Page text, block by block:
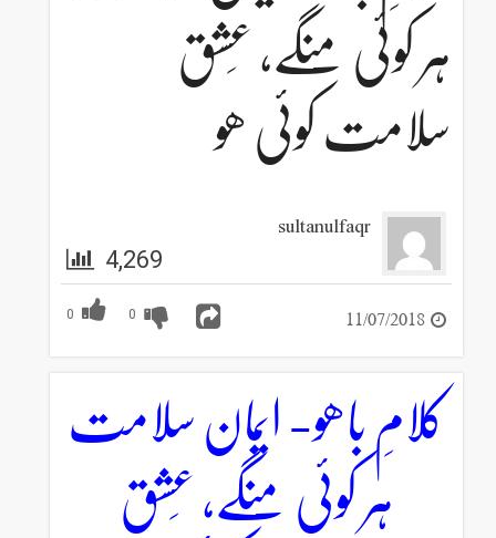
ہر کوئی منگے، عِشق
سلامت کوئی ھو
sultanulfaqr
4,269
0 0 11/07/2018
کلامِ باھو- ایمان سلامت
ہر کوئی منگے، عِشق